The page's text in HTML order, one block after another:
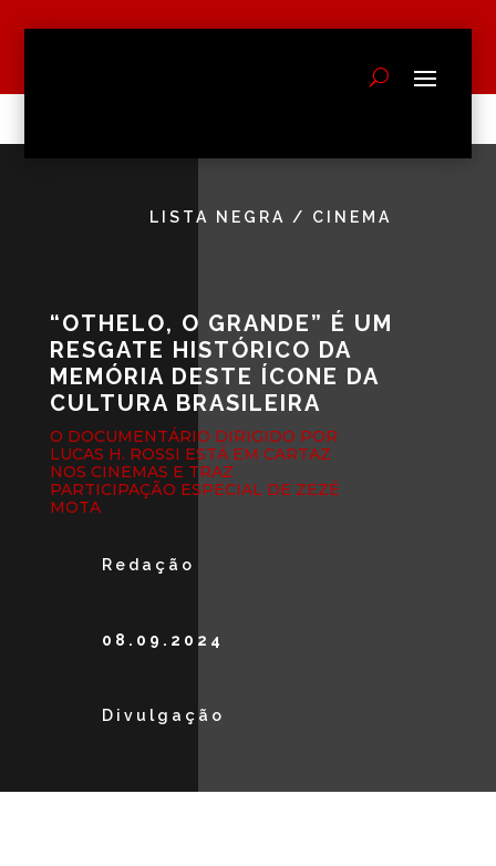
LISTA NEGRA / CINEMA
“OTHELO, O GRANDE” É UM
RESGATE HISTÓRICO DA
MEMÓRIA DESTE ÍCONE DA
CULTURA BRASILEIRA
O DOCUMENTÁRIO DIRIGIDO POR
LUCAS H. ROSSI ESTÁ EM CARTAZ
NOS CINEMAS E TRAZ
PARTICIPAÇÃO ESPECIAL DE ZEZÉ
MOTA
Redação
08.09.2024
Divulgação